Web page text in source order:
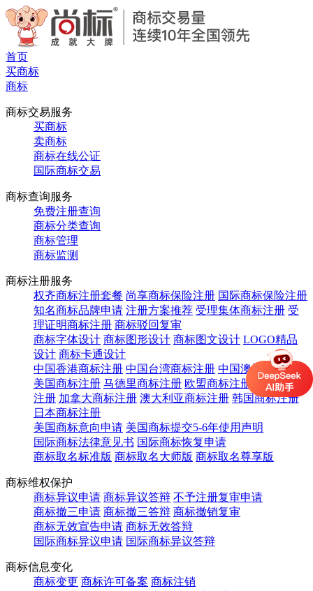
首页
买商标
商标
商标交易服务
买商标
卖商标
商标在线公证
国际商标交易
商标查询服务
免费注册查询
商标分类查询
商标管理
商标监测
商标注册服务
权齐商标注册套餐 尚享商标保险注册 国际商标保险注册
知名商标品牌申请 注册方案推荐 受理集体商标注册 受
理证明商标注册 商标驳回复审
商标字体设计 商标图形设计 商标图文设计 LOGO精品
设计 商标卡通设计
中国香港商标注册 中国台湾商标注册 中国澳门商标注册
美国商标注册 马德里商标注册 欧盟商标注册
英国商标
注册 加拿大商标注册 澳大利亚商标注册 韩国商标注册
日本商标注册
美国商标意向申请 美国商标提交5-6年使用声明
国际商标法律意见书 国际商标恢复申请
商标取名标准版 商标取名大师版 商标取名尊享版
商标维权保护
商标异议申请 商标异议答辩 不予注册复审申请
商标撤三申请 商标撤三答辩 商标撤销复审
商标无效宣告申请 商标无效答辩
国际商标异议申请 国际商标异议答辩
商标信息变化
商标变更 商标许可备案 商标注销